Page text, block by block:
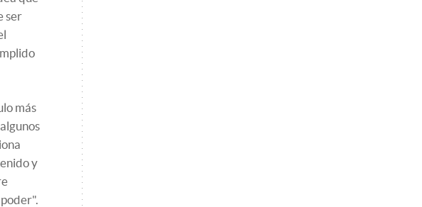
ser
más
y